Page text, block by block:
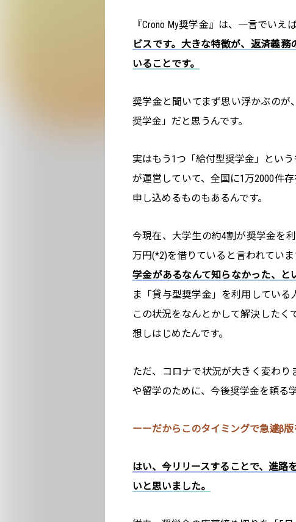
『Crono My奨学金』は、一言でいえ
ビスです。大きな特徴が、返済義
いることです。
奨学金と聞いてまず思い浮かぶの
奨学金」だと思うんです。
実はもう1つ「給付型奨学金」とい
が運営していて、全国に1万2000件
申し込めるものもあるんです。
今現在、大学生の約4割が奨学金を
万円(*2)を借りていると言われていま
学金があるなんて知らなかった、と
ま「貸与型奨学金」を利用している
この状況をなんとかして解決したく
想しはじめたんです。
ただ、コロナで状況が大きく変わ
や留学のために、今後奨学金を頼る
ーーだからこのタイミングで急遽β版
はい、今リリースすることで、進路
いと思いました。